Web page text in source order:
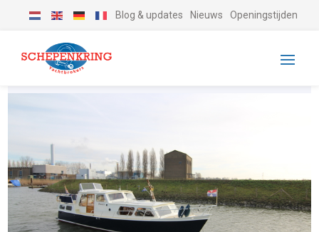
Blog & updates Nieuws Openingstijden